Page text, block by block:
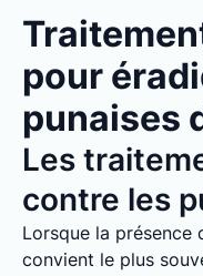
pour
punaises
Les
contre les
Lorsque la présence
convient le plus